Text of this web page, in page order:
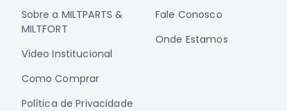
Sobre a MILTPARTS &
MILTFORT
Vídeo Institucional
Como Comprar
Política de Privacidade
Fale Conosco
Onde Estamos